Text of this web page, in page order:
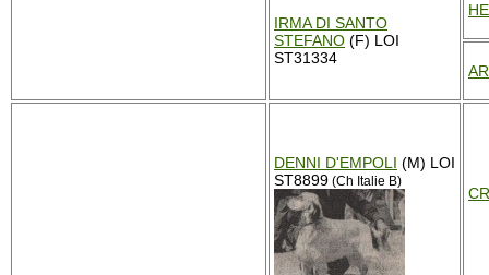
IRMA DI SANTO
STEFANO (F) LOI
ST31334
DENNI D'EMPOLI (M) LOI
ST8899 (Ch Italie B)